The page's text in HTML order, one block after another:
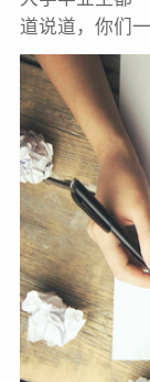
道说道，你们